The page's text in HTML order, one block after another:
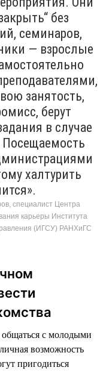
без
семинаров,
— взрослые
занятость,
берут
в случае
Посещаемость
халтурить
специалист Центра
карьеры Института
(ИГСУ) РАНХиГС
с молодыми
возможность
пригодиться